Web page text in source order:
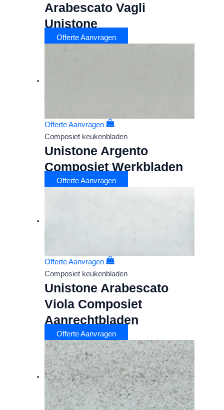
Arabescato Vagli
Unistone
Offerte Aanvragen
Offerte Aanvragen
Composiet keukenbladen
Unistone Argento
Composiet Werkbladen
Offerte Aanvragen
Offerte Aanvragen
Composiet keukenbladen
Unistone Arabescato
Viola Composiet
Aanrechtbladen
Offerte Aanvragen